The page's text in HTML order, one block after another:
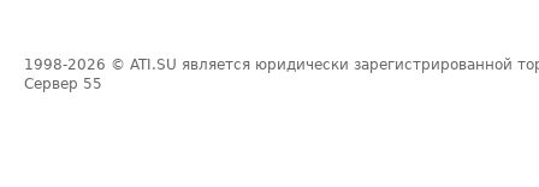
1998-2026 © ATI.SU является юридически зарегистрированной
Сервер 55